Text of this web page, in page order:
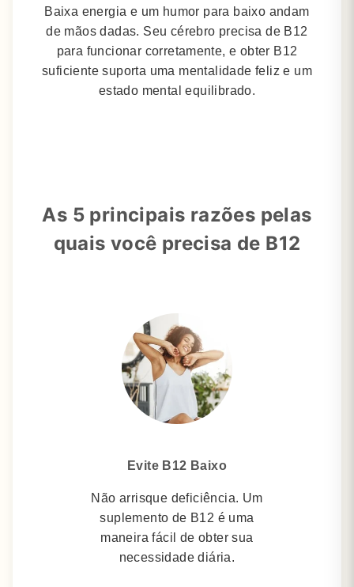
Baixa energia e um humor para baixo andam
de mãos dadas. Seu cérebro precisa de B12
para funcionar corretamente, e obter B12
suficiente suporta uma mentalidade feliz e um
estado mental equilibrado.
As 5 principais razões pelas
quais você precisa de B12
Evite B12 Baixo
Não arrisque deficiência. Um
suplemento de B12 é uma
maneira fácil de obter sua
necessidade diária.